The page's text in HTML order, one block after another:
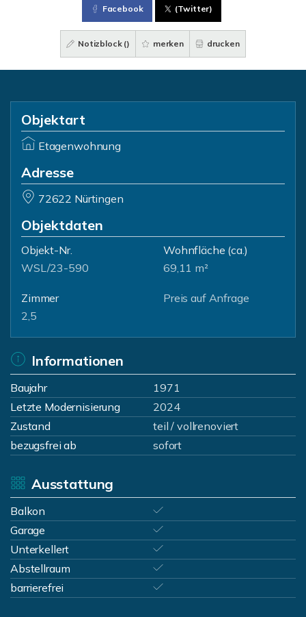
Facebook (Twitter)
Notizblock () merken drucken
Objektart
Etagenwohnung
Adresse
72622 Nürtingen
Objektdaten
Objekt-Nr.
WSL/23-590
Wohnfläche (ca.)
69,11 m²
Zimmer
2,5
Preis auf Anfrage
Informationen
Baujahr
1971
Letzte Modernisierung
2024
Zustand
teil / vollrenoviert
bezugsfrei ab
sofort
Ausstattung
Balkon
Garage
Unterkellert
Abstellraum
barrierefrei